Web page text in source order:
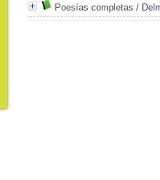
Poesías completas /